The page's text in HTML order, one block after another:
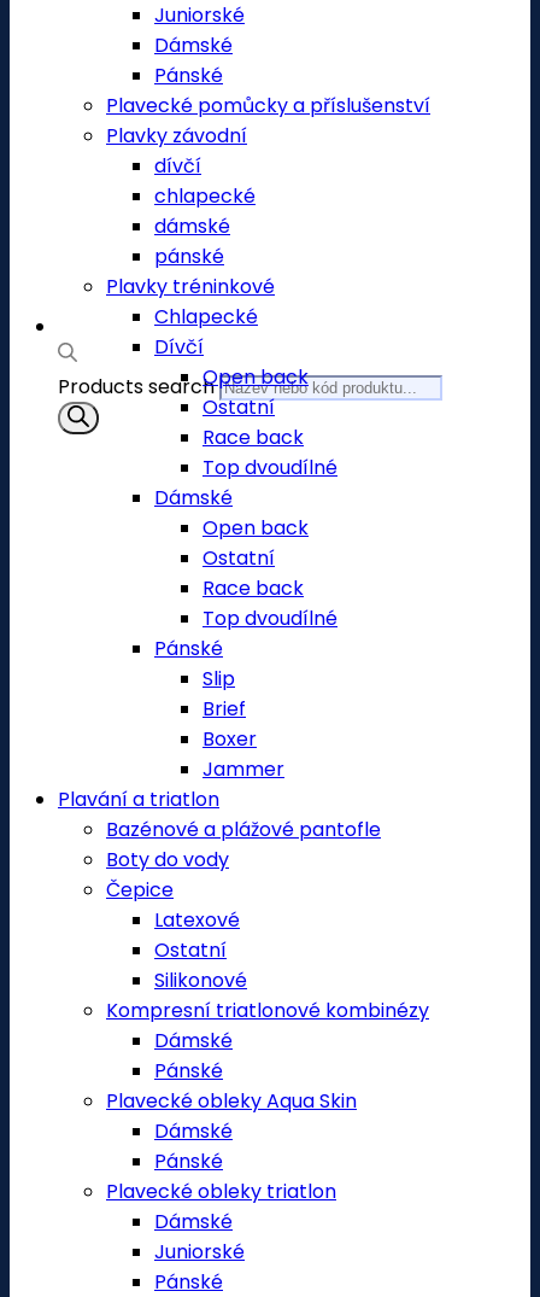
Products search
Juniorské
Dámské
Pánské
Plavecké pomůcky a příslušenství
Plavky závodní
dívčí
chlapecké
dámské
pánské
Plavky tréninkové
Chlapecké
Dívčí
Open back
Ostatní
Race back
Top dvoudílné
Dámské
Open back
Ostatní
Race back
Top dvoudílné
Pánské
Slip
Brief
Boxer
Jammer
Plavání a triatlon
Bazénové a plážové pantofle
Boty do vody
Čepice
Latexové
Ostatní
Silikonové
Kompresní triatlonové kombinézy
Dámské
Pánské
Plavecké obleky Aqua Skin
Dámské
Pánské
Plavecké obleky triatlon
Dámské
Juniorské
Pánské